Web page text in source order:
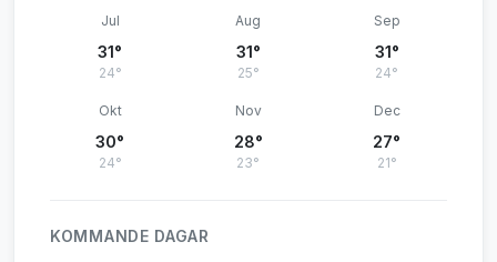
Jul
31°
24°
Aug
31°
25°
Sep
31°
24°
Okt
30°
24°
Nov
28°
23°
Dec
27°
21°
KOMMANDE DAGAR